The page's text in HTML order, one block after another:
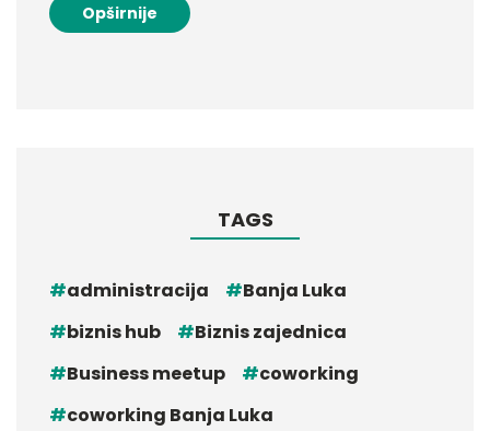
Opširnije
TAGS
administracija
Banja Luka
biznis hub
Biznis zajednica
Business meetup
coworking
coworking Banja Luka